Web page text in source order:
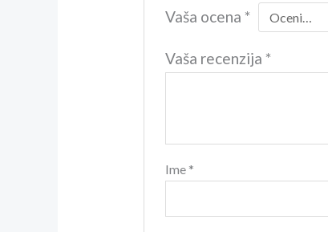
Vaša ocena *
Vaša recenzija *
Ime *